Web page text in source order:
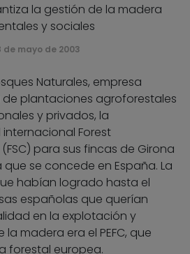
la gestión de la madera
y sociales
de mayo de 2003
Naturales, empresa
plantaciones agroforestales
y privados, la
Forest
para sus fincas de Girona
que se concede en España. La
habían logrado hasta el
españolas que querían
en la explotación y
madera era el PEFC, que
forestal europea.